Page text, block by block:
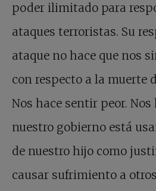
poder ilimitado para
ataques terroristas. Su
ataque no hace que nos
con respecto a la muerte
Nos hace sentir peor.
nuestro gobierno está
de nuestro hijo como
causar sufrimiento a